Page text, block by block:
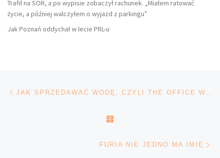
Trafił na SOR, a po wypisie zobaczył rachunek. „Miałem ratować
życie, a później walczyłem o wyjazd z parkingu”
Jak Poznań oddychał w lecie PRL-u
Nawigacja wpisu
FURIA NIE JEDNO MA IMIĘ